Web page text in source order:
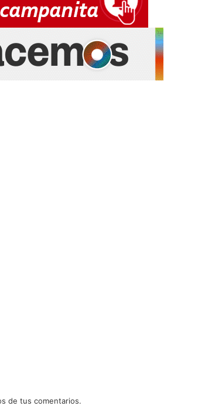
de tus comentarios.